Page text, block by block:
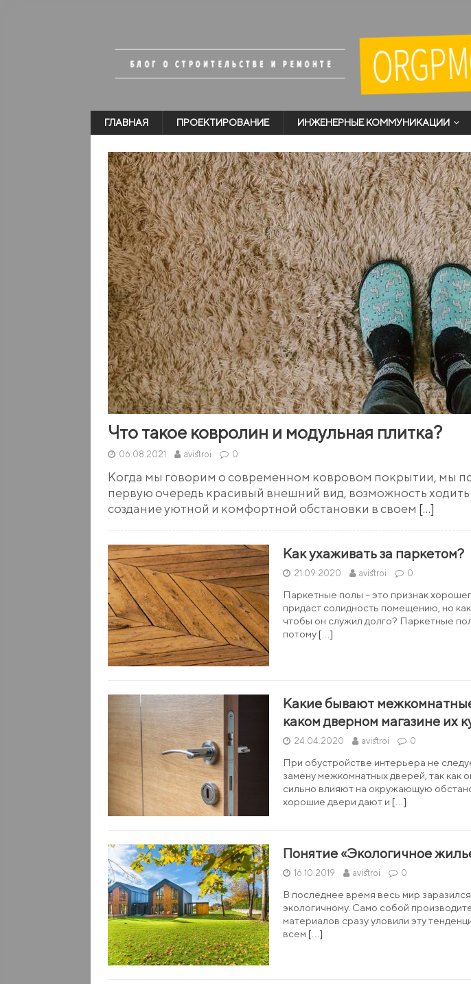
ГЛАВНАЯ ПРОЕКТИРОВАНИЕ ИНЖЕНЕРНЫЕ КОММУНИКАЦИИ
Что такое ковролин и модульная плитка?
06.08.2021 avistroi 0
Когда мы говорим о современном ковровом покрытии, мы
первую очередь красивый внешний вид, возможность
создание уютной и комфортной обстановки в своем […]
Как ухаживать за паркетом?
21.09.2020 avistroi 0
Паркетные полы – это признак
придаст солидность помещению, но как
чтобы он служил долго? Паркетные
потому […]
Какие бывают
каком дверном магазине их
24.04.2020 avistroi 0
При обустройстве интерьера не
замену межкомнатных дверей, так как
сильно влияют на окружающую
хорошие двери дают и […]
Понятие «Экологичное
16.10.2019 avistroi 0
В последнее время весь мир
экологичному. Само собой
материалов сразу уловили эту
всем […]